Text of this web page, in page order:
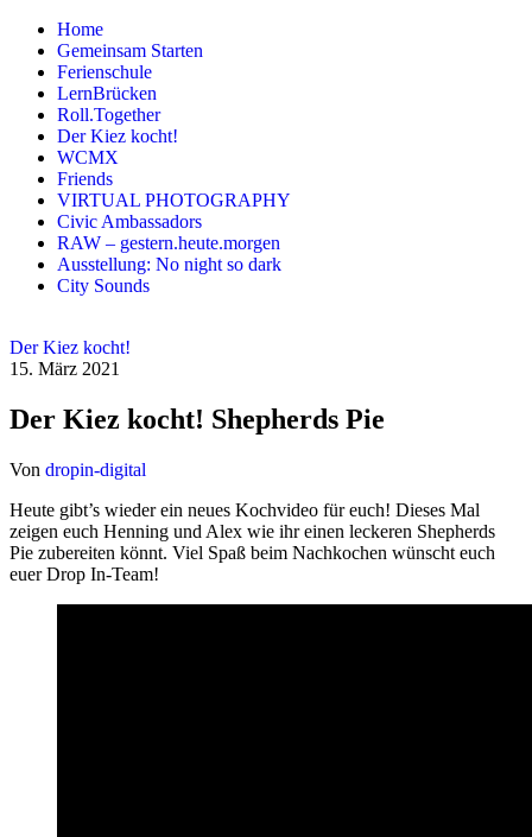
Zum
Inhalt
springen
Home
Gemeinsam Starten
Ferienschule
LernBrücken
Roll.Together
Der Kiez kocht!
WCMX
Friends
VIRTUAL PHOTOGRAPHY
Civic Ambassadors
RAW – gestern.heute.morgen
Ausstellung: No night so dark
City Sounds
Der Kiez kocht!
15. März 2021
Der Kiez kocht! Shepherds Pie
Von dropin-digital
Heute gibt’s wieder ein neues Kochvideo für euch! Dieses Mal
zeigen euch Henning und Alex wie ihr einen leckeren Shepherds
Pie zubereiten könnt. Viel Spaß beim Nachkochen wünscht euch
euer Drop In-Team!